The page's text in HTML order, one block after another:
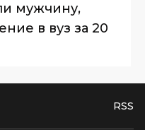
мужчину,
в вуз за 20
RSS